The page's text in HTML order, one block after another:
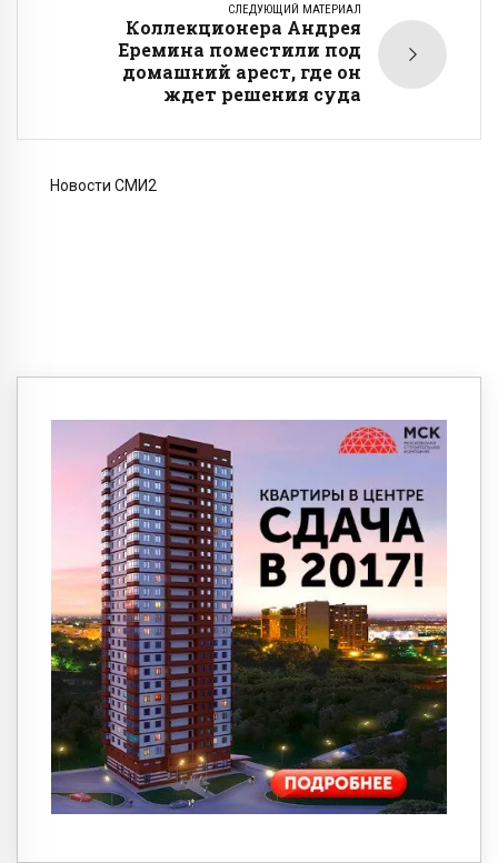
СЛЕДУЮЩИЙ МАТЕРИАЛ
Коллекционера Андрея
Еремина поместили под
домашний арест, где он
ждет решения суда
Новости СМИ2